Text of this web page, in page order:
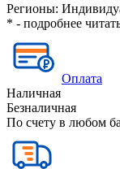
Регионы:
* - подробнее
Оплата
Наличная
Безналичная
По счету в любом